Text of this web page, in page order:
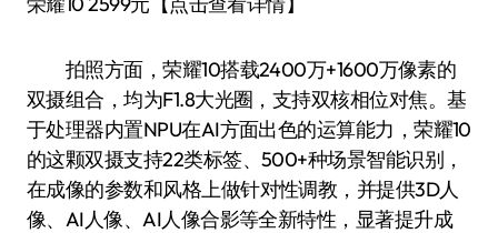
拍照方面，荣耀10搭载2400万+1600万像素的
双摄组合，均为F1.8大光圈，支持双核相位对焦。基
于处理器内置NPU在AI方面出色的运算能力，荣耀10
的这颗双摄支持22类标签、500+种场景智能识别，
在成像的参数和风格上做针对性调教，并提供3D人
像、AI人像、AI人像合影等全新特性，显著提升成